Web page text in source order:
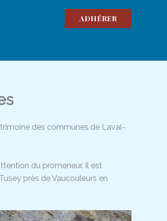
ADHÉRER
des communes de Laval-
du promeneur. Il est
près de Vaucouleurs en